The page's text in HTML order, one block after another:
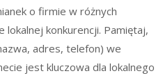
o firmie w różnych
lokalnej konkurencji. Pamiętaj,
adres, telefon) we
jest kluczowa dla lokalnego